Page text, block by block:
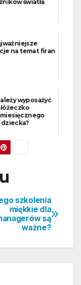
światła
na temat firan
wyposażyć
łóżeczko
dziecka?
szkolenia
miękkie dla
są
ważne?